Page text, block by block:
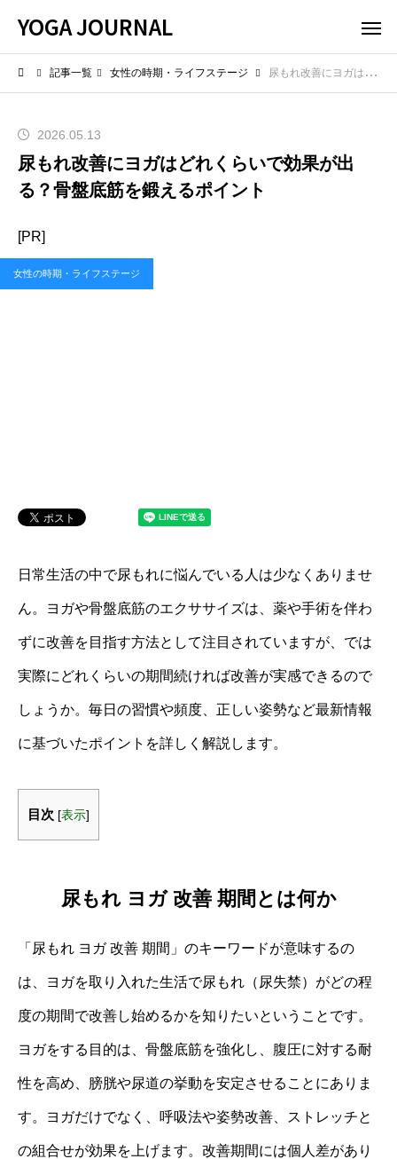
YOGA JOURNAL
記事一覧 女性の時期・ライフステージ 尿もれ改善にヨガはどれくらいで効果が出る？骨盤底筋を鍛えるポイント
2026.05.13
尿もれ改善にヨガはどれくらいで効果が出
る？骨盤底筋を鍛えるポイント
[PR]
女性の時期・ライフステージ
日常生活の中で尿もれに悩んでいる人は少なくありませ
ん。ヨガや骨盤底筋のエクササイズは、薬や手術を伴わ
ずに改善を目指す方法として注目されていますが、では
実際にどれくらいの期間続ければ改善が実感できるので
しょうか。毎日の習慣や頻度、正しい姿勢など最新情報
に基づいたポイントを詳しく解説します。
目次 [表示]
尿もれ ヨガ 改善 期間とは何か
「尿もれ ヨガ 改善 期間」のキーワードが意味するの
は、ヨガを取り入れた生活で尿もれ（尿失禁）がどの程
度の期間で改善し始めるかを知りたいということです。
ヨガをする目的は、骨盤底筋を強化し、腹圧に対する耐
性を高め、膀胱や尿道の挙動を安定させることにありま
す。ヨガだけでなく、呼吸法や姿勢改善、ストレッチと
の組合せが効果を上げます。改善期間には個人差があり